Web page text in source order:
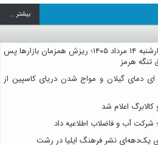
بيشتر ...
قیمت طلا، سکه و دلار امروز چهارشنبه ۱۴ مرداد ۱۴۰۵؛ ریزش همزمان بازارها پس
تنگه هرمز
کاهش ۴ درجه ای دمای گیلان و مواج شدن دریای کاسپین از
اعلام شد
آب و فاضلاب اطلاعیه داد
یک‌دهه‌ای نشر فرهنگ ایلیا در رشت